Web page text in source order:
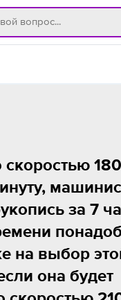
скоростью 180
за 7
на выбор
она будет